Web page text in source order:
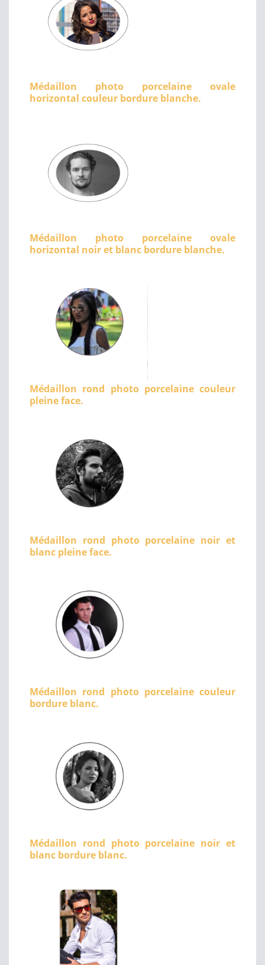
Médaillon photo porcelaine ovale
horizontal couleur bordure blanche.
Médaillon photo porcelaine ovale
horizontal noir et blanc bordure blanche.
Médaillon rond photo porcelaine couleur
pleine face.
Médaillon rond photo porcelaine noir et
blanc pleine face.
Médaillon rond photo porcelaine couleur
bordure blanc.
Médaillon rond photo porcelaine noir et
blanc bordure blanc.